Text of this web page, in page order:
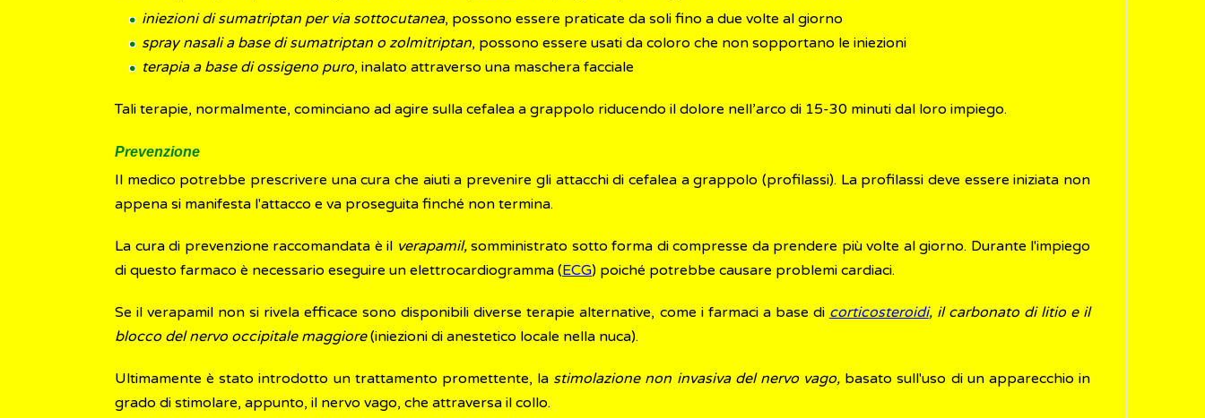
iniezioni di sumatriptan per via sottocutanea, possono essere praticate da soli fino a due volte al giorno
spray nasali a base di sumatriptan o zolmitriptan, possono essere usati da coloro che non sopportano le iniezioni
terapia a base di ossigeno puro, inalato attraverso una maschera facciale
Tali terapie, normalmente, cominciano ad agire sulla cefalea a grappolo riducendo il dolore nell’arco di 15-30 minuti dal loro impiego.
Prevenzione
Il medico potrebbe prescrivere una cura che aiuti a prevenire gli attacchi di cefalea a grappolo (profilassi). La profilassi deve essere iniziata non
appena si manifesta l'attacco e va proseguita finché non termina.
La cura di prevenzione raccomandata è il verapamil,somministrato sotto forma di compresse da prendere più volte al giorno. Durante l'impiego
di questo farmaco è necessario eseguire un elettrocardiogramma (ECG) poiché potrebbe causare problemi cardiaci.
Se il verapamil non si rivela efficace sono disponibili diverse terapie alternative, come i farmaci a base di corticosteroidi, il carbonato di litio e il
blocco del nervo occipitale maggiore(iniezioni di anestetico locale nella nuca).
Ultimamente è stato introdotto un trattamento promettente, la stimolazione non invasiva del nervo vago, basato sull'uso di un apparecchio in
grado di stimolare, appunto, il nervo vago, che attraversa il collo.